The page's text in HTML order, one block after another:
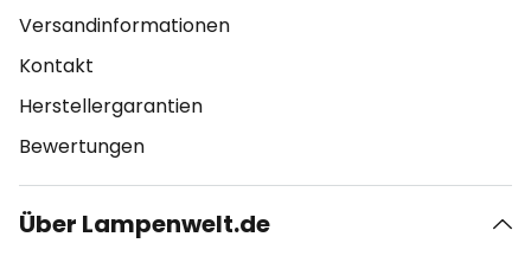
Versandinformationen
Kontakt
Herstellergarantien
Bewertungen
Über Lampenwelt.de